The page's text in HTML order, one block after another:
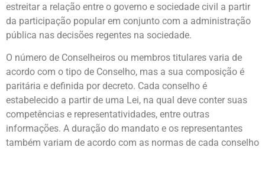
estreitar a relação entre o governo e sociedade civil a partir
da participação popular em conjunto com a administração
pública nas decisões regentes na sociedade.
O número de Conselheiros ou membros titulares varia de
acordo com o tipo de Conselho, mas a sua composição é
paritária e definida por decreto. Cada conselho é
estabelecido a partir de uma Lei, na qual deve conter suas
competências e representatividades, entre outras
informações. A duração do mandato e os representantes
também variam de acordo com as normas de cada conselho